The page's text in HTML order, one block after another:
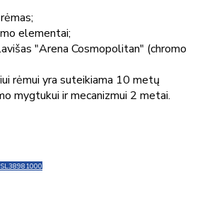
elementai;
"Arena Cosmopolitan" (chromo
rėmui yra suteikiama 10 metų
mygtukui ir mecanizmui 2 metai.
38981000